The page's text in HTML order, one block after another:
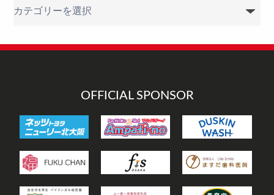
リ
OFFICIAL SPONSOR